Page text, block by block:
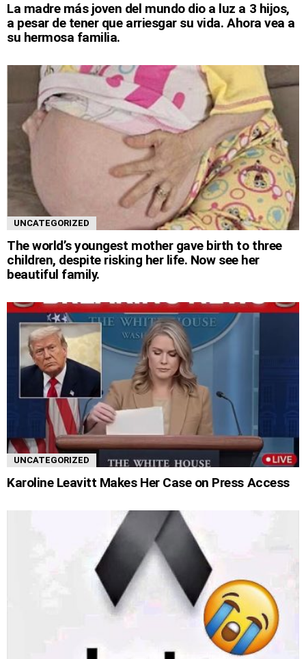
La madre más joven del mundo dio a luz a 3 hijos,
a pesar de tener que arriesgar su vida. Ahora vea a
su hermosa familia.
UNCATEGORIZED
The world’s youngest mother gave birth to three
children, despite risking her life. Now see her
beautiful family.
UNCATEGORIZED
Karoline Leavitt Makes Her Case on Press Access